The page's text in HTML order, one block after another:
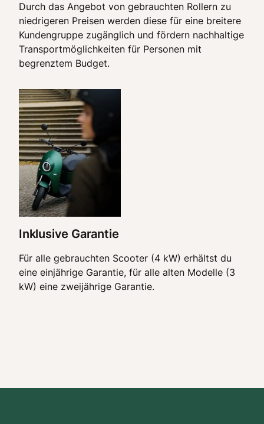
Durch das Angebot von gebrauchten Rollern zu
niedrigeren Preisen werden diese für eine breitere
Kundengruppe zugänglich und fördern nachhaltige
Transportmöglichkeiten für Personen mit
begrenztem Budget.
Inklusive Garantie
Für alle gebrauchten Scooter (4 kW) erhältst du
eine einjährige Garantie, für alle alten Modelle (3
kW) eine zweijährige Garantie.